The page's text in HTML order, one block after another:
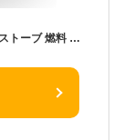
猫砂 としても！ 木質ペレット 20kg 1袋 ペレット ストーブ 燃料 ネコ砂 システムトイレ ねこ砂 ペット トイレ 木質 代用品 代替品 木 崩れるタイプ